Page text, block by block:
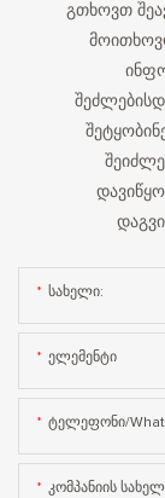
გთხოვთ
Სახელი:
Ელემენტი
Ტელეფონი/
Კომპანიის